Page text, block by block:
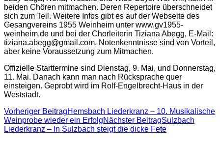
beiden Chören mitmachen. Deren Repertoire überschneidet
sich zum Teil. Weitere Infos gibt es auf der Webseite des
Gesangvereins 1955 Weinheim unter www.gv1955-
weinheim.de und bei der Chorleiterin Tiziana Abegg, E-Mail:
tiziana.abegg@gmail.com. Notenkenntnisse sind von Vorteil,
aber keine Voraussetzung zum Mitmachen.
Offizielle Starttermine sind Dienstag, 9. Mai, und Donnerstag,
11. Mai. Danach kann man nach Rücksprache quer
einsteigen. Geprobt wird im Rolf-Engelbrecht-Haus in der
Weststadt.
Beitragsnavigation
Vorheriger BeitragHemsbach Liederkranz – 10. Musikalische
Weinprobe wieder ein ErfolgNächster BeitragSulzbach
Liederkranz – In Sulzbach steigt die dicke Fete